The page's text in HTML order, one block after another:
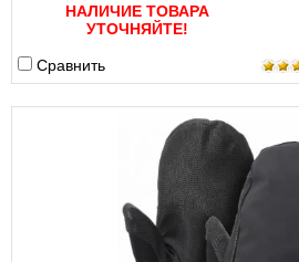
НАЛИЧИЕ ТОВАРА
УТОЧНЯЙТЕ!
Сравнить